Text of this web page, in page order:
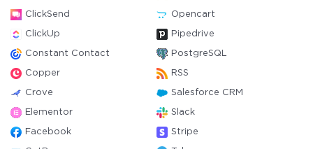
ClickSend Opencart
ClickUp Pipedrive
Constant Contact PostgreSQL
Copper RSS
Crove Salesforce CRM
Elementor Slack
Facebook Stripe